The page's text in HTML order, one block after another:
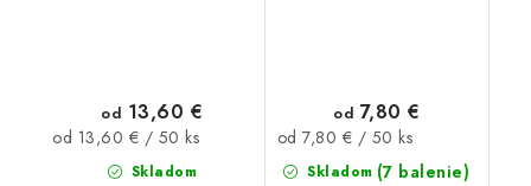
Skladom
od 13,60 €
Jednotková
od 13,60 € / 50 ks
Skladom (7 balenie)
od 7,80 €
Jednotková
cena:
od 7,80 € / 50 ks